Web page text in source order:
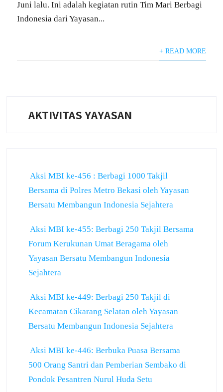
Juni lalu. Ini adalah kegiatan rutin Tim Mari Berbagi
Indonesia dari Yayasan...
+ READ MORE
AKTIVITAS YAYASAN
Aksi MBI ke-456 : Berbagi 1000 Takjil
Bersama di Polres Metro Bekasi oleh Yayasan
Bersatu Membangun Indonesia Sejahtera
Aksi MBI ke-455: Berbagi 250 Takjil Bersama
Forum Kerukunan Umat Beragama oleh
Yayasan Bersatu Membangun Indonesia
Sejahtera
Aksi MBI ke-449: Berbagi 250 Takjil di
Kecamatan Cikarang Selatan oleh Yayasan
Bersatu Membangun Indonesia Sejahtera
Aksi MBI ke-446: Berbuka Puasa Bersama
500 Orang Santri dan Pemberian Sembako di
Pondok Pesantren Nurul Huda Setu